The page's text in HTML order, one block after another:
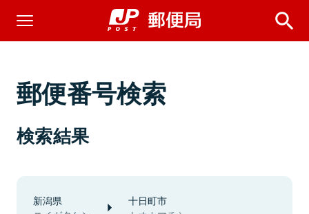
郵便番号検索
検索結果
新潟県 十日町市